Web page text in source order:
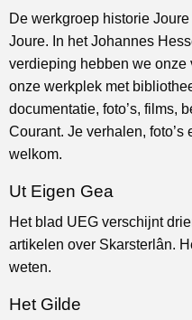
De werkgroep historie
Joure. In het Johannes
verdieping hebben we onze
onze werkplek met
documentatie, foto’s, films,
Courant. Je verhalen,
welkom.
Ut Eigen Gea
Het blad UEG verschijnt
artikelen over Skarsterlân.
weten.
Het Gilde